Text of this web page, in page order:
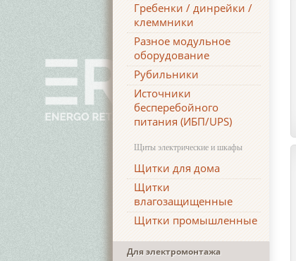
Гребенки / динрейки /
клеммники
Разное модульное
оборудование
Рубильники
Источники
бесперебойного
питания (ИБП/UPS)
Щиты электрические и шкафы
Щитки для дома
Щитки
влагозащищенные
Щитки промышленные
Для электромонтажа